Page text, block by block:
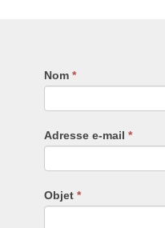
Nom *
Adresse e-mail *
Objet *
Si
vous
êtes
humain,
remplissez
ce